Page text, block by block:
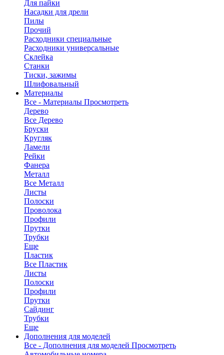
Для пайки
Насадки для дрели
Пилы
Прочий
Расходники специальные
Расходники универсальные
Склейка
Станки
Тиски, зажимы
Шлифовальный
Материалы
Все - Материалы Просмотреть
Дерево
Все Дерево
Бруски
Кругляк
Ламели
Рейки
Фанера
Металл
Все Металл
Листы
Полоски
Проволока
Профили
Прутки
Трубки
Еще
Пластик
Все Пластик
Листы
Полоски
Профили
Прутки
Сайдинг
Трубки
Еще
Дополнения для моделей
Все - Дополнения для моделей Просмотреть